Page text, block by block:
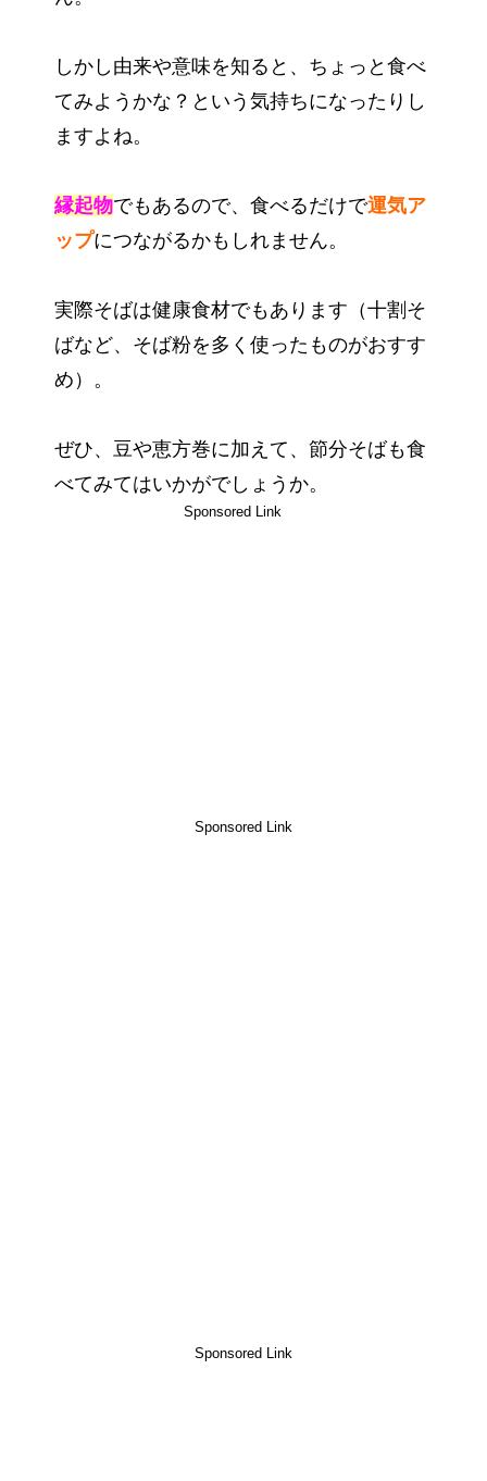
しかし由来や意味を知ると、ちょっと食べ
てみようかな？という気持ちになったりし
ますよね。
縁起物でもあるので、食べるだけで運気ア
ップにつながるかもしれません。
実際そばは健康食材でもあります（十割そ
ばなど、そば粉を多く使ったものがおすす
め）。
ぜひ、豆や恵方巻に加えて、節分そばも食
べてみてはいかがでしょうか。
Sponsored Link
Sponsored Link
Sponsored Link